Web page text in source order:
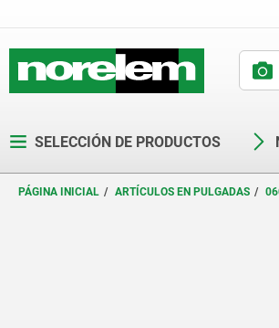
SELECCIÓN DE PRODUCTOS
PÁGINA INICIAL ARTÍCULOS EN PULGADAS